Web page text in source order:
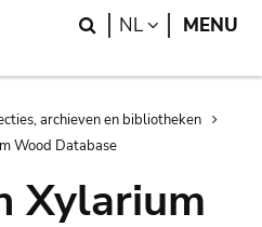
Search
NL LANGUAGE
MENU
archieven en bibliotheken
Wood Database
Xylarium